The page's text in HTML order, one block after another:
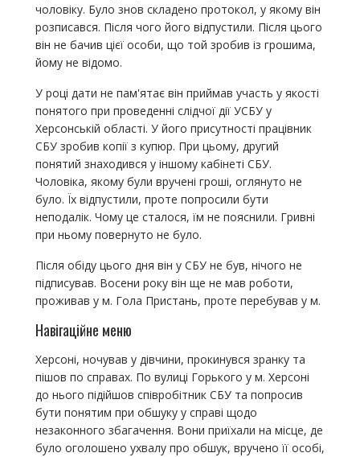
чоловіку. Було знов складено протокол, у якому він
розписався. Після чого його відпустили. Після цього
він не бачив цієї особи, що той зробив із грошима,
йому не відомо.
У році дати не пам'ятає він приймав участь у якості
понятого при проведенні слідчої дії УСБУ у
Херсонській області. У його присутності працівник
СБУ зробив копії з купюр. При цьому, другий
понятий знаходився у іншому кабінеті СБУ.
Чоловіка, якому були вручені гроші, оглянуто не
було. Їх відпустили, проте попросили бути
неподалік. Чому це сталося, їм не пояснили. Гривні
при ньому повернуто не було.
Після обіду цього дня він у СБУ не був, нічого не
підписував. Восени року він ще не мав роботи,
проживав у м. Гола Пристань, проте перебував у м.
Навігаційне меню
Херсоні, ночував у дівчини, прокинувся зранку та
пішов по справах. По вулиці Горького у м. Херсоні
до нього підійшов співробітник СБУ та попросив
бути понятим при обшуку у справі щодо
незаконного збагачення. Вони приїхали на місце, де
було оголошено ухвалу про обшук, вручено її особі,